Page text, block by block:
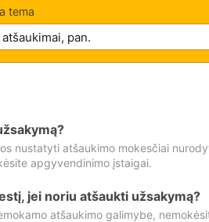
tema
nustatyti atšaukimo mokesčiai
apgyvendinimo įstaigai.
jei noriu atšaukti užsakymą?
atšaukimo galimybe,